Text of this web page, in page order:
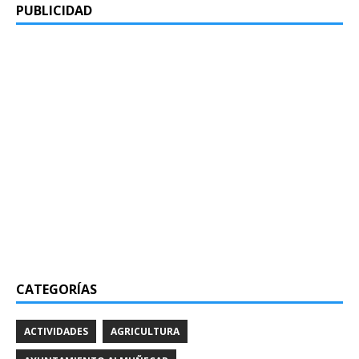
PUBLICIDAD
CATEGORÍAS
ACTIVIDADES AGRICULTURA